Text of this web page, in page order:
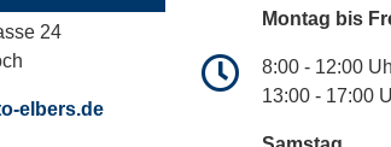
24
elbers.de
Montag bis
8:00 - 12:00
13:00 - 17:00